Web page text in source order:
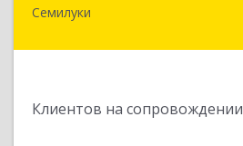
Семилуки
Клиентов на сопровождении